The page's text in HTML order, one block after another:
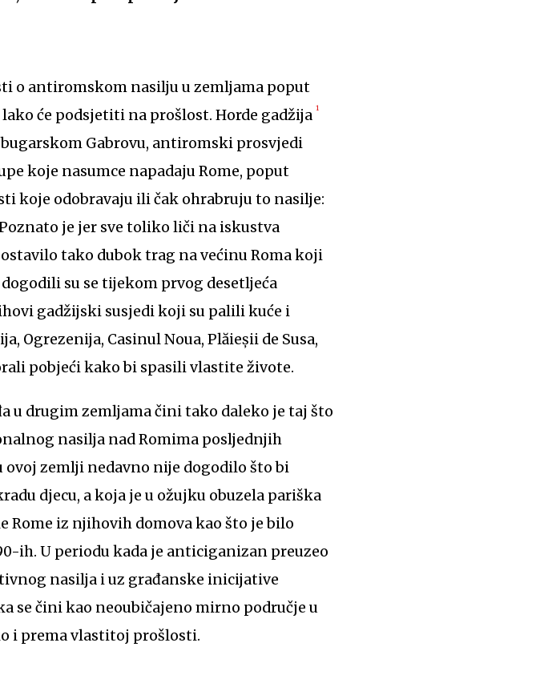
o antiromskom nasilju u zemljama poput
će podsjetiti na prošlost. Horde gadžija 1
Gabrovu, antiromski prosvjedi
koje nasumce napadaju Rome, poput
koje odobravaju ili čak ohrabruju to nasilje:
je jer sve toliko liči na iskustva
tako dubok trag na većinu Roma koji
su se tijekom prvog desetljeća
gadžijski susjedi koji su palili kuće i
Ogrezenija, Casinul Noua, Plăieșii de Susa,
pobjeći kako bi spasili vlastite živote.
u drugim zemljama čini tako daleko je taj što
nasilja nad Romima posljednjih
ovoj zemlji nedavno nije dogodilo što bi
djecu, a koja je u ožujku obuzela pariška
Rome iz njihovih domova kao što je bilo
ih. U periodu kada je anticiganizan preuzeo
nasilja i uz građanske inicijative
se čini kao neoubičajeno mirno područje u
i prema vlastitoj prošlosti.